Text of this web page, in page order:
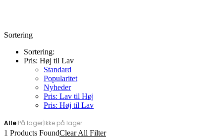
Sortering
Sortering:
Pris: Høj til Lav
Standard
Popularitet
Nyheder
Pris: Lav til Høj
Pris: Høj til Lav
Alle På lager Ikke på lager
1 Products FoundClear All Filter